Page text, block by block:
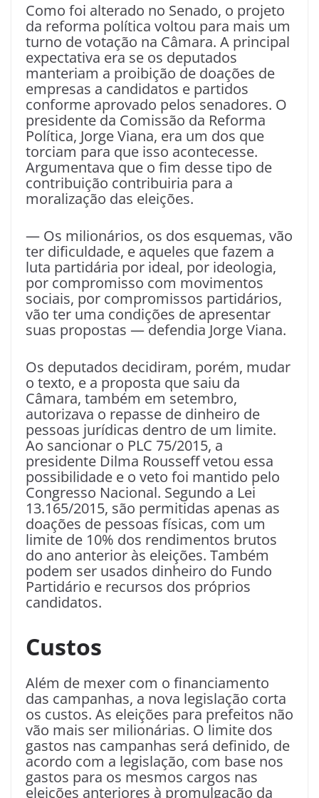
Como foi alterado no Senado, o projeto
da reforma política voltou para mais um
turno de votação na Câmara. A principal
expectativa era se os deputados
manteriam a proibição de doações de
empresas a candidatos e partidos
conforme aprovado pelos senadores. O
presidente da Comissão da Reforma
Política, Jorge Viana, era um dos que
torciam para que isso acontecesse.
Argumentava que o fim desse tipo de
contribuição contribuiria para a
moralização das eleições.
— Os milionários, os dos esquemas, vão
ter dificuldade, e aqueles que fazem a
luta partidária por ideal, por ideologia,
por compromisso com movimentos
sociais, por compromissos partidários,
vão ter uma condições de apresentar
suas propostas — defendia Jorge Viana.
Os deputados decidiram, porém, mudar
o texto, e a proposta que saiu da
Câmara, também em setembro,
autorizava o repasse de dinheiro de
pessoas jurídicas dentro de um limite.
Ao sancionar o PLC 75/2015, a
presidente Dilma Rousseff vetou essa
possibilidade e o veto foi mantido pelo
Congresso Nacional. Segundo a Lei
13.165/2015, são permitidas apenas as
doações de pessoas físicas, com um
limite de 10% dos rendimentos brutos
do ano anterior às eleições. Também
podem ser usados dinheiro do Fundo
Partidário e recursos dos próprios
candidatos.
Custos
Além de mexer com o financiamento
das campanhas, a nova legislação corta
os custos. As eleições para prefeitos não
vão mais ser milionárias. O limite dos
gastos nas campanhas será definido, de
acordo com a legislação, com base nos
gastos para os mesmos cargos nas
eleições anteriores à promulgação da